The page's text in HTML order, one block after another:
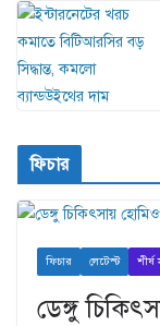
ফিচার
ফিচার লেটেস্ট শীর্ষ
ডেঙ্গু